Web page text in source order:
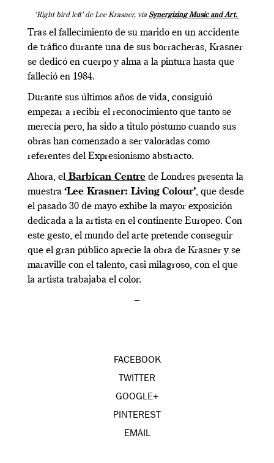
‘Right bird left’ de Lee Krasner, vía Synergizing Music and Art.
Tras el fallecimiento de su marido en un accidente
de tráfico durante una de sus borracheras, Krasner
se dedicó en cuerpo y alma a la pintura hasta que
falleció en 1984.
Durante sus últimos años de vida, consiguió
empezar a recibir el reconocimiento que tanto se
merecía pero, ha sido a titulo póstumo cuando sus
obras han comenzado a ser valoradas como
referentes del Expresionismo abstracto.
Ahora, el Barbican Centre de Londres presenta la
muestra ‘Lee Krasner: Living Colour’, que desde
el pasado 30 de mayo exhibe la mayor exposición
dedicada a la artista en el continente Europeo. Con
este gesto, el mundo del arte pretende conseguir
que el gran público aprecie la obra de Krasner y se
maraville con el talento, casi milagroso, con el que
la artista trabajaba el color.
–
FACEBOOK
TWITTER
GOOGLE+
PINTEREST
EMAIL